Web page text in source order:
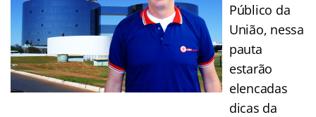
Público da
União, nessa
pauta
estarão
elencadas
dicas da